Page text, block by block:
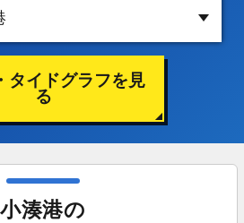
タイドグラフを見
る
小湊港の